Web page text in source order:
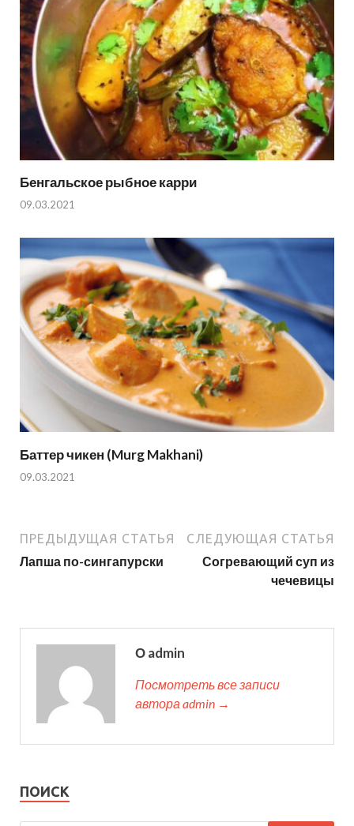
Бенгальское рыбное карри
09.03.2021
Баттер чикен (Murg Makhani)
09.03.2021
ПРЕДЫДУЩАЯ СТАТЬЯ
Лапша по-сингапурски
СЛЕДУЮЩАЯ СТАТЬЯ
Согревающий суп из
чечевицы
О admin
Посмотреть все записи
автора admin →
ПОИСК